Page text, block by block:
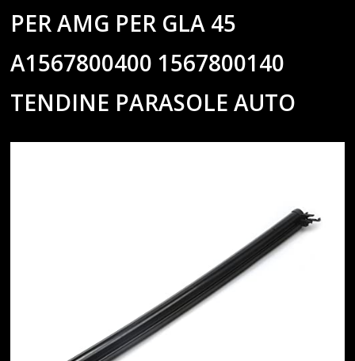
PER AMG PER GLA 45
A1567800400 1567800140
TENDINE PARASOLE AUTO